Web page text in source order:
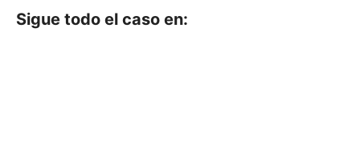
Sigue todo el caso en: